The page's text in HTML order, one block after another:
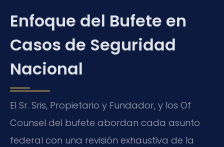
Enfoque del Bufete en
Casos de Seguridad
Nacional
El Sr. Sris, Propietario y Fundador, y los Of
Counsel del bufete abordan cada asunto
federal con una revisión exhaustiva de la